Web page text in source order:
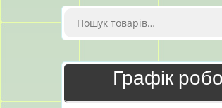
Шукати:
Графік